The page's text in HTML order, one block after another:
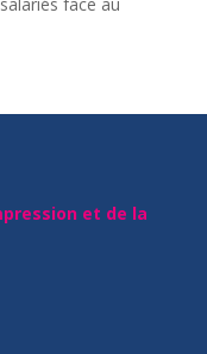
et de la